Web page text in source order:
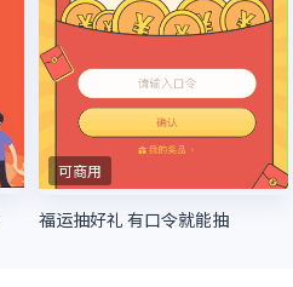
可商用
福运抽好礼 有口令就能抽